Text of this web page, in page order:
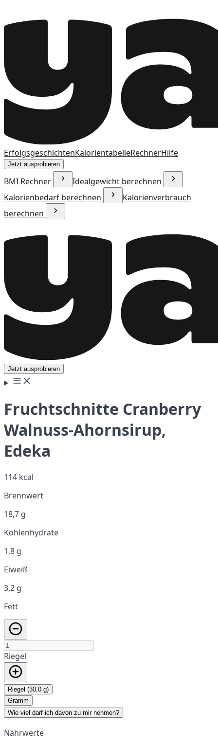
ErfolgsgeschichtenKalorientabelleRechnerHilfe
Jetzt ausprobieren
BMI Rechner
Idealgewicht berechnen
Kalorienbedarf berechnen
Kalorienverbrauch
berechnen
Jetzt ausprobieren
Fruchtschnitte Cranberry
Walnuss-Ahornsirup,
Edeka
114 kcal
Brennwert
18,7 g
Kohlenhydrate
1,8 g
Eiweiß
3,2 g
Fett
Riegel
Riegel (30,0 g)
Gramm
Wie viel darf ich davon zu mir nehmen?
Nährwerte